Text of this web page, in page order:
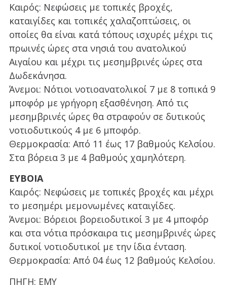
Καιρός: Νεφώσεις με τοπικές βροχές,
καταιγίδες και τοπικές χαλαζοπτώσεις, οι
οποίες θα είναι κατά τόπους ισχυρές μέχρι τις
πρωινές ώρες στα νησιά του ανατολικού
Αιγαίου και μέχρι τις μεσημβρινές ώρες στα
Δωδεκάνησα.
Άνεμοι: Νότιοι νοτιοανατολικοί 7 με 8 τοπικά 9
μποφόρ με γρήγορη εξασθένηση. Από τις
μεσημβρινές ώρες θα στραφούν σε δυτικούς
νοτιοδυτικούς 4 με 6 μποφόρ.
Θερμοκρασία: Από 11 έως 17 βαθμούς Κελσίου.
Στα βόρεια 3 με 4 βαθμούς χαμηλότερη.
ΕΥΒΟΙΑ
Καιρός: Νεφώσεις με τοπικές βροχές και μέχρι
το μεσημέρι μεμονωμένες καταιγίδες.
Άνεμοι: Βόρειοι βορειοδυτικοί 3 με 4 μποφόρ
και στα νότια πρόσκαιρα τις μεσημβρινές ώρες
δυτικοί νοτιοδυτικοί με την ίδια ένταση.
Θερμοκρασία: Από 04 έως 12 βαθμούς Κελσίου.
ΠΗΓΗ: ΕΜΥ